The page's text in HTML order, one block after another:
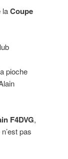
laCoupe
pioche
F4DVG,
pas